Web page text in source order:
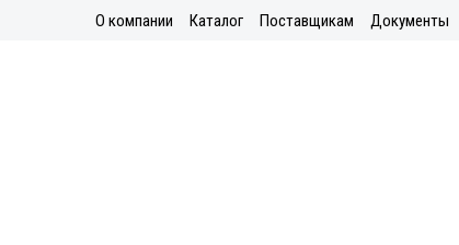
О компании Каталог Поставщикам Документы